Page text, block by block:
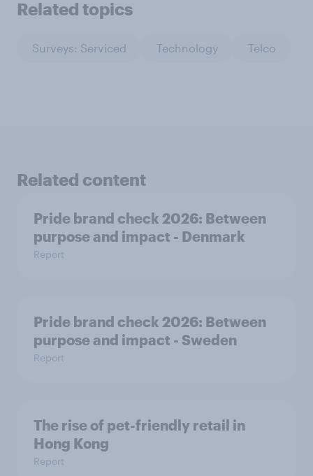
Related topics
Surveys: Serviced Technology Telco
Related content
Pride brand check 2026: Between
purpose and impact - Denmark
Report
Pride brand check 2026: Between
purpose and impact - Sweden
Report
The rise of pet-friendly retail in
Hong Kong
Report